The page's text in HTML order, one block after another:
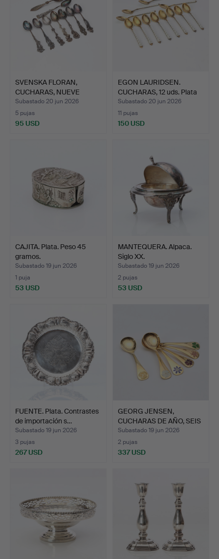
SVENSKA FLORAN,
CUCHARAS, NUEVE
PIEZAS. Pl…
Subastado 20 jun 2026
5 pujas
95 USD
EGON LAURIDSEN.
CUCHARAS, 12 uds. Plata
de…
Subastado 20 jun 2026
11 pujas
150 USD
CAJITA. Plata. Peso 45
gramos.
Subastado 19 jun 2026
1 puja
53 USD
MANTEQUERA. Alpaca.
Siglo XX.
Subastado 19 jun 2026
2 pujas
53 USD
FUENTE. Plata. Contrastes
de importación s…
Subastado 19 jun 2026
3 pujas
267 USD
GEORG JENSEN,
CUCHARAS DE AÑO, SEIS
UDS. P…
Subastado 19 jun 2026
2 pujas
337 USD